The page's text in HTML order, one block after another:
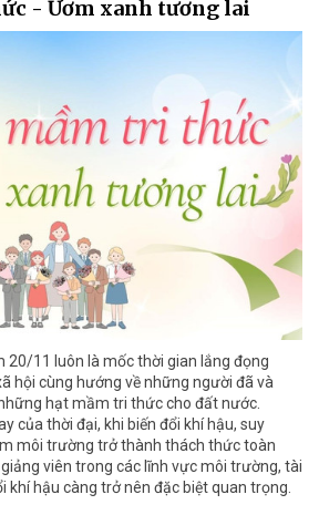
- Ươm xanh tương lai
20/11 luôn là mốc thời gian lắng đọng
hội cùng hướng về những người đã và
hạt mầm tri thức cho đất nước.
của thời đại, khi biến đổi khí hậu, suy
môi trường trở thành thách thức toàn
viên trong các lĩnh vực môi trường, tài
khí hậu càng trở nên đặc biệt quan trọng.